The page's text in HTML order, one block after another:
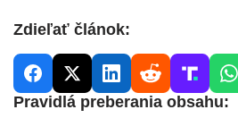
Zdieľať článok:
Pravidlá preberania obsahu: